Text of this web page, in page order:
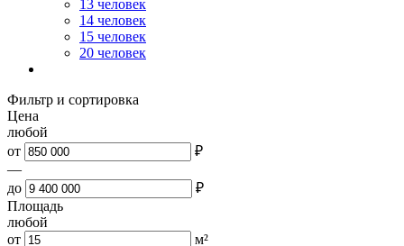
13 человек
14 человек
15 человек
20 человек
Фильтр и сортировка
Цена
любой
от
₽
—
до
₽
Площадь
любой
от
м²